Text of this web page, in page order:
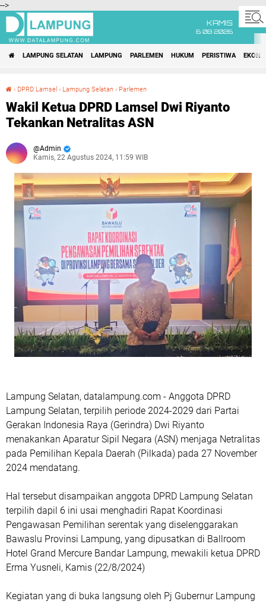
-->
KAMIS
6 08 2026
LAMPUNG SELATAN LAMPUNG PARLEMEN HUKUM PERISTIWA
› DPRD Lamsel › Lampung Selatan › Parlemen
Wakil Ketua DPRD Lamsel Dwi Riyanto
Tekankan Netralitas ASN
Admin
Kamis, 22 Agustus 2024, 11:59 WIB
Lampung Selatan, datalampung.com - Anggota DPRD
Lampung Selatan, terpilih periode 2024-2029 dari Partai
Gerakan Indonesia Raya (Gerindra) Dwi Riyanto
menakankan Aparatur Sipil Negara (ASN) menjaga Netralitas
pada Pemilihan Kepala Daerah (Pilkada) pada 27 November
2024 mendatang.
Hal tersebut disampaikan anggota DPRD Lampung Selatan
terpilih dapil 6 ini usai menghadiri Rapat Koordinasi
Pengawasan Pemilihan serentak yang diselenggarakan
Bawaslu Provinsi Lampung, yang dipusatkan di Ballroom
Hotel Grand Mercure Bandar Lampung, mewakili ketua DPRD
Erma Yusneli, Kamis (22/8/2024)
Kegiatan yang di buka langsung oleh Pj Gubernur Lampung